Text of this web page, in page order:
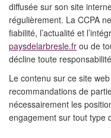
diffusée sur son site
régulièrement. La CCPA
fiabilité, l’actualité et
paysdelarbresle.fr ou de
décline toute
Le contenu sur ce site
recommandations de
nécessairement les
engagement sur tout type